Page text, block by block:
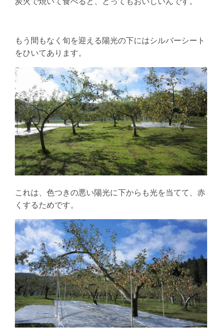
炭火で焼いて食べると、とってもおいしいんです。
もう間もなく旬を迎える陽光の下にはシルバーシート
をひいてあります。
これは、色つきの悪い陽光に下からも光を当てて、赤
くするためです。